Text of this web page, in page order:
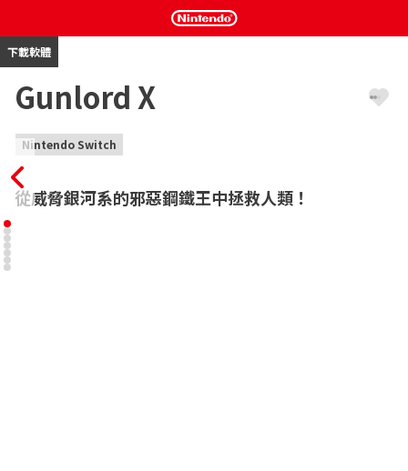
下載軟體
Gunlord X
Nintendo Switch
從威脅銀河系的邪惡鋼鐵王中拯救人類！